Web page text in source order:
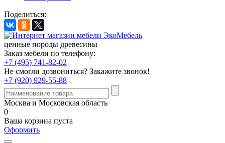
Поделиться:
ценные породы древесины
Заказ мебели по телефону:
+7 (495) 741-82-02
Не смогли дозвониться? Закажите звонок!
+7 (920) 929-55-88
Москва и Московская область
0
Ваша корзина пуста
Оформить